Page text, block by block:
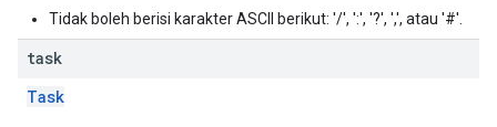
Tidak boleh berisi karakter ASCII berikut: '/', ':', '?', ',', atau '#'.
task
Task